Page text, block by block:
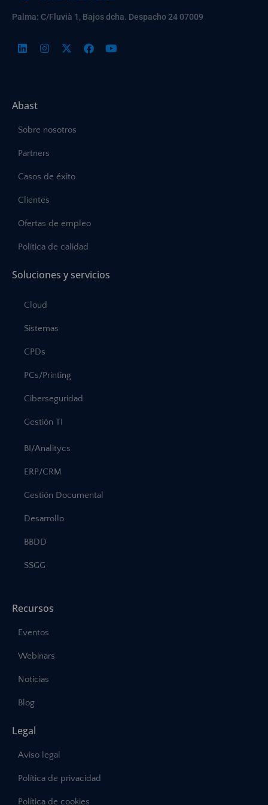
Palma: C/Fluvià 1, Bajos dcha. Despacho 24 07009
Abast
Sobre nosotros
Partners
Casos de éxito
Clientes
Ofertas de empleo
Política de calidad
Soluciones y servicios
Cloud
Sistemas
CPDs
PCs/Printing
Ciberseguridad
Gestión TI
BI/Analitycs
ERP/CRM
Gestión Documental
Desarrollo
BBDD
SSGG
Recursos
Eventos
Webinars
Noticias
Blog
Legal
Aviso legal
Política de privacidad
Política de cookies